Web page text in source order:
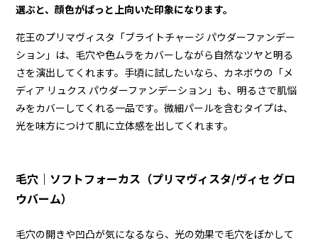
選ぶと、顔色がぱっと上向いた印象になります。
花王のプリマヴィスタ「ブライトチャージ パウダーファンデー
ション」は、毛穴や色ムラをカバーしながら自然なツヤと明る
さを演出してくれます。手頃に試したいなら、カネボウの「メ
ディア リュクス パウダーファンデーション」も、明るさで肌悩
みをカバーしてくれる一品です。微細パールを含むタイプは、
光を味方につけて肌に立体感を出してくれます。
毛穴｜ソフトフォーカス（プリマヴィスタ/ヴィセ グロ
ウバーム）
毛穴の開きや凹凸が気になるなら、光の効果で毛穴をぼかして